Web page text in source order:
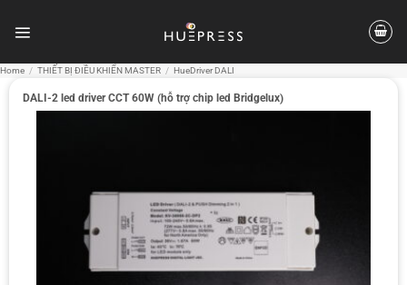
Home / THIẾT BỊ ĐIỀU KHIỂN MASTER / HueDriver DALI
DALI-2 led driver CCT 60W (hỗ trợ chip led Bridgelux)